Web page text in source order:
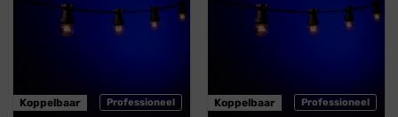
Professioneel
Koppelbaar Professioneel
Koppelbaar